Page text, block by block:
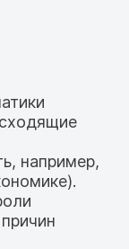
например,